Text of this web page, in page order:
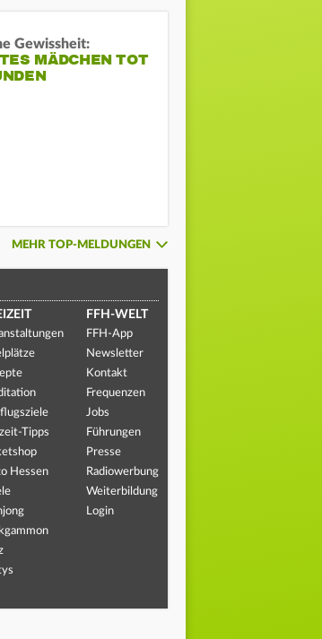
Gewissheit:
MÄDCHEN TOT
MEHR TOP-MELDUNGEN
Tipps
Hessen
FFH-WELT
FFH-App
Newsletter
Kontakt
Frequenzen
Jobs
Führungen
Presse
Radiowerbung
Weiterbildung
Login